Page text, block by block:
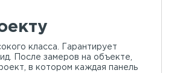
класса. Гарантирует
После замеров на объекте,
в котором каждая панель